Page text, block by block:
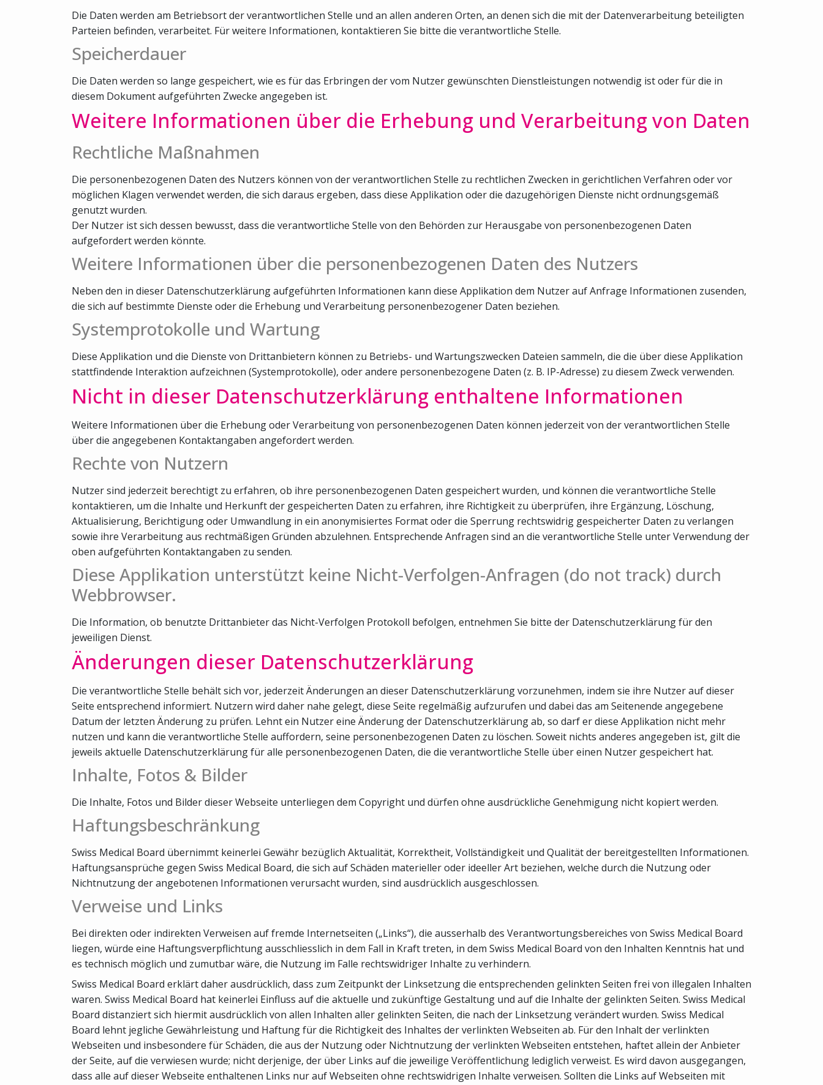
Die Daten werden am Betriebsort der verantwortlichen Stelle und an allen anderen Orten, an denen sich die mit der Datenverarbeitung beteiligten
Parteien befinden, verarbeitet. Für weitere Informationen, kontaktieren Sie bitte die verantwortliche Stelle.
Speicherdauer
Die Daten werden so lange gespeichert, wie es für das Erbringen der vom Nutzer gewünschten Dienstleistungen notwendig ist oder für die in
diesem Dokument aufgeführten Zwecke angegeben ist.
Weitere Informationen über die Erhebung und Verarbeitung von Daten
Rechtliche Maßnahmen
Die personenbezogenen Daten des Nutzers können von der verantwortlichen Stelle zu rechtlichen Zwecken in gerichtlichen Verfahren oder vor
möglichen Klagen verwendet werden, die sich daraus ergeben, dass diese Applikation oder die dazugehörigen Dienste nicht ordnungsgemäß
genutzt wurden.
Der Nutzer ist sich dessen bewusst, dass die verantwortliche Stelle von den Behörden zur Herausgabe von personenbezogenen Daten
aufgefordert werden könnte.
Weitere Informationen über die personenbezogenen Daten des Nutzers
Neben den in dieser Datenschutzerklärung aufgeführten Informationen kann diese Applikation dem Nutzer auf Anfrage Informationen zusenden,
die sich auf bestimmte Dienste oder die Erhebung und Verarbeitung personenbezogener Daten beziehen.
Systemprotokolle und Wartung
Diese Applikation und die Dienste von Drittanbietern können zu Betriebs- und Wartungszwecken Dateien sammeln, die die über diese Applikation
stattfindende Interaktion aufzeichnen (Systemprotokolle), oder andere personenbezogene Daten (z. B. IP-Adresse) zu diesem Zweck verwenden.
Nicht in dieser Datenschutzerklärung enthaltene Informationen
Weitere Informationen über die Erhebung oder Verarbeitung von personenbezogenen Daten können jederzeit von der verantwortlichen Stelle
über die angegebenen Kontaktangaben angefordert werden.
Rechte von Nutzern
Nutzer sind jederzeit berechtigt zu erfahren, ob ihre personenbezogenen Daten gespeichert wurden, und können die verantwortliche Stelle
kontaktieren, um die Inhalte und Herkunft der gespeicherten Daten zu erfahren, ihre Richtigkeit zu überprüfen, ihre Ergänzung, Löschung,
Aktualisierung, Berichtigung oder Umwandlung in ein anonymisiertes Format oder die Sperrung rechtswidrig gespeicherter Daten zu verlangen
sowie ihre Verarbeitung aus rechtmäßigen Gründen abzulehnen. Entsprechende Anfragen sind an die verantwortliche Stelle unter Verwendung der
oben aufgeführten Kontaktangaben zu senden.
Diese Applikation unterstützt keine Nicht-Verfolgen-Anfragen (do not track) durch
Webbrowser.
Die Information, ob benutzte Drittanbieter das Nicht-Verfolgen Protokoll befolgen, entnehmen Sie bitte der Datenschutzerklärung für den
jeweiligen Dienst.
Änderungen dieser Datenschutzerklärung
Die verantwortliche Stelle behält sich vor, jederzeit Änderungen an dieser Datenschutzerklärung vorzunehmen, indem sie ihre Nutzer auf dieser
Seite entsprechend informiert. Nutzern wird daher nahe gelegt, diese Seite regelmäßig aufzurufen und dabei das am Seitenende angegebene
Datum der letzten Änderung zu prüfen. Lehnt ein Nutzer eine Änderung der Datenschutzerklärung ab, so darf er diese Applikation nicht mehr
nutzen und kann die verantwortliche Stelle auffordern, seine personenbezogenen Daten zu löschen. Soweit nichts anderes angegeben ist, gilt die
jeweils aktuelle Datenschutzerklärung für alle personenbezogenen Daten, die die verantwortliche Stelle über einen Nutzer gespeichert hat.
Inhalte, Fotos & Bilder
Die Inhalte, Fotos und Bilder dieser Webseite unterliegen dem Copyright und dürfen ohne ausdrückliche Genehmigung nicht kopiert werden.
Haftungsbeschränkung
Swiss Medical Board übernimmt keinerlei Gewähr bezüglich Aktualität, Korrektheit, Vollständigkeit und Qualität der bereitgestellten Informationen.
Haftungsansprüche gegen Swiss Medical Board, die sich auf Schäden materieller oder ideeller Art beziehen, welche durch die Nutzung oder
Nichtnutzung der angebotenen Informationen verursacht wurden, sind ausdrücklich ausgeschlossen.
Verweise und Links
Bei direkten oder indirekten Verweisen auf fremde Internetseiten („Links“), die ausserhalb des Verantwortungsbereiches von Swiss Medical Board
liegen, würde eine Haftungsverpflichtung ausschliesslich in dem Fall in Kraft treten, in dem Swiss Medical Board von den Inhalten Kenntnis hat und
es technisch möglich und zumutbar wäre, die Nutzung im Falle rechtswidriger Inhalte zu verhindern.
Swiss Medical Board erklärt daher ausdrücklich, dass zum Zeitpunkt der Linksetzung die entsprechenden gelinkten Seiten frei von illegalen Inhalten
waren. Swiss Medical Board hat keinerlei Einfluss auf die aktuelle und zukünftige Gestaltung und auf die Inhalte der gelinkten Seiten. Swiss Medical
Board distanziert sich hiermit ausdrücklich von allen Inhalten aller gelinkten Seiten, die nach der Linksetzung verändert wurden. Swiss Medical
Board lehnt jegliche Gewährleistung und Haftung für die Richtigkeit des Inhaltes der verlinkten Webseiten ab. Für den Inhalt der verlinkten
Webseiten und insbesondere für Schäden, die aus der Nutzung oder Nichtnutzung der verlinkten Webseiten entstehen, haftet allein der Anbieter
der Seite, auf die verwiesen wurde; nicht derjenige, der über Links auf die jeweilige Veröffentlichung lediglich verweist. Es wird davon ausgegangen,
dass alle auf dieser Webseite enthaltenen Links nur auf Webseiten ohne rechtswidrigen Inhalte verweisen. Sollten die Links auf Webseiten mit